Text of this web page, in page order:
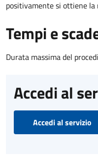
positivamente si ottiene
Tempi e
Durata massima del
Accedi al
Accedi al servizio